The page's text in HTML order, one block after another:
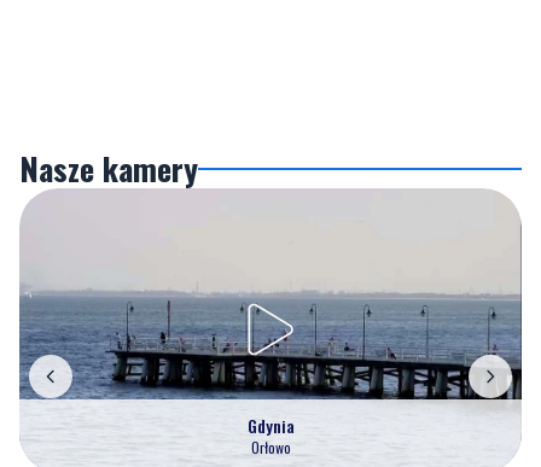
Nasze kamery
Gdynia
Orłowo